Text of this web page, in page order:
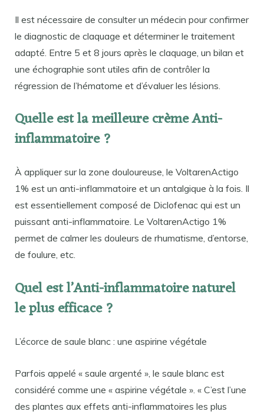
Il est nécessaire de consulter un médecin pour confirmer
le diagnostic de claquage et déterminer le traitement
adapté. Entre 5 et 8 jours après le claquage, un bilan et
une échographie sont utiles afin de contrôler la
régression de l’hématome et d’évaluer les lésions.
Quelle est la meilleure crème Anti-
inflammatoire ?
À appliquer sur la zone douloureuse, le VoltarenActigo
1% est un anti-inflammatoire et un antalgique à la fois. Il
est essentiellement composé de Diclofenac qui est un
puissant anti-inflammatoire. Le VoltarenActigo 1%
permet de calmer les douleurs de rhumatisme, d’entorse,
de foulure, etc.
Quel est l’Anti-inflammatoire naturel
le plus efficace ?
L’écorce de saule blanc : une aspirine végétale
Parfois appelé « saule argenté », le saule blanc est
considéré comme une « aspirine végétale ». « C’est l’une
des plantes aux effets anti-inflammatoires les plus